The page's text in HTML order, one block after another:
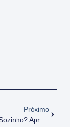
Próximo
Quer Morar Sozinho? Aprenda Como Colocar Os Planos Em Prática